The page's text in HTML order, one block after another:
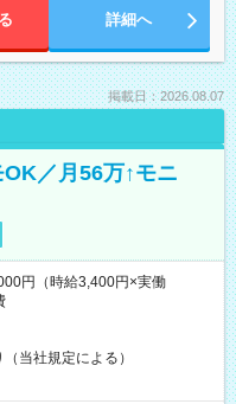
詳細へ
掲載日：2026.08.07
OK／月56万↑モニ
円（時給3,400円×実働
当社規定による）